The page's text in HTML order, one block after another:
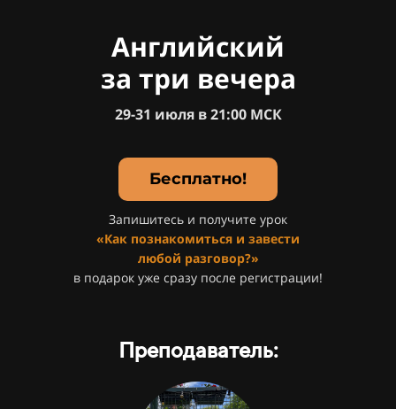
Английский
за три вечера
29-31 июля в 21:00 МСК
Бесплатно!
Запишитесь и получите урок
«Как познакомиться и завести
любой разговор?»
в подарок уже сразу после регистрации!
Преподаватель: